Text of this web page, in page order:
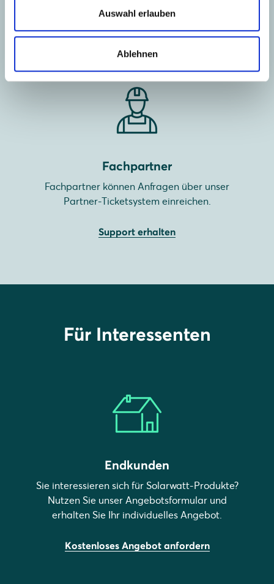
Auswahl erlauben
Ablehnen
um Unterstützung anzufragen.
Support erhalten
Fachpartner
Fachpartner können Anfragen über unser
Partner-Ticketsystem einreichen.
Support erhalten
Für Interessenten
Endkunden
Sie interessieren sich für Solarwatt-Produkte?
Nutzen Sie unser Angebotsformular und
erhalten Sie Ihr individuelles Angebot.
Kostenloses Angebot anfordern